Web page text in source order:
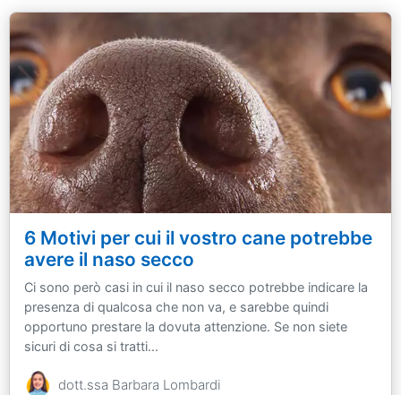
6 Motivi per cui il vostro cane potrebbe
avere il naso secco
Ci sono però casi in cui il naso secco potrebbe indicare la
presenza di qualcosa che non va, e sarebbe quindi
opportuno prestare la dovuta attenzione. Se non siete
sicuri di cosa si tratti...
dott.ssa Barbara Lombardi